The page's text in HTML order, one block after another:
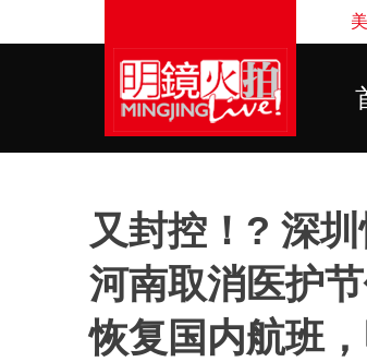
又封控！? 深
河南取消医护
恢复国内航班